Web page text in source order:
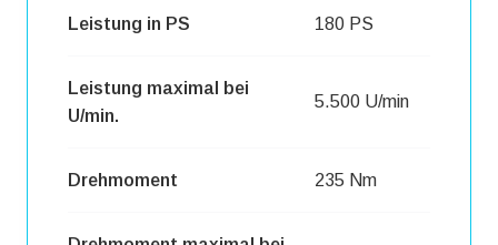
Leistung in PS 180 PS
Leistung maximal bei
U/min.
5.500 U/min
Drehmoment 235 Nm